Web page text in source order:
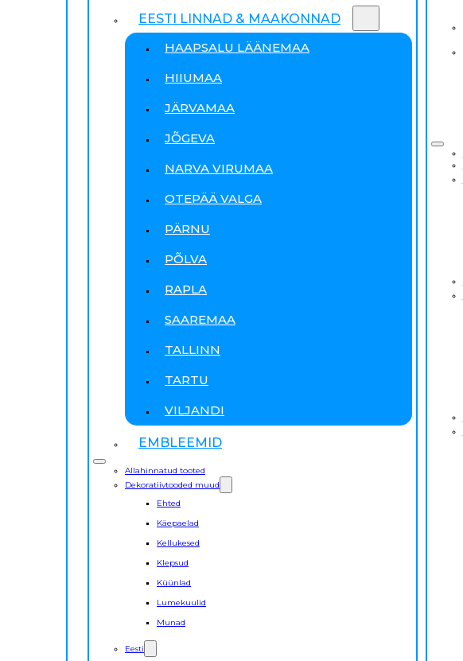
EESTI LINNAD & MAAKONNAD
HAAPSALU LÄÄNEMAA
HIIUMAA
JÄRVAMAA
JÕGEVA
NARVA VIRUMAA
OTEPÄÄ VALGA
PÄRNU
PÕLVA
RAPLA
SAAREMAA
TALLINN
TARTU
VILJANDI
EMBLEEMID
Allahinnatud tooted
Dekoratiivtooded muud
Ehted
Käepaelad
Kellukesed
Klepsud
Küünlad
Lumekuulid
Munad
Eesti